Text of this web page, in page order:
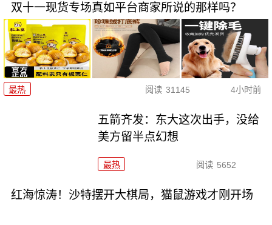
双十一现货专场真如平台商家所说的那样吗？
最热 阅读 31145 4小时前
五箭齐发：东大这次出手，没给
美方留半点幻想
最热 阅读 5652
红海惊涛！沙特摆开大棋局，猫鼠游戏才刚开场